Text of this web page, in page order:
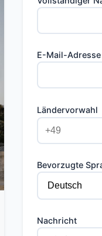
E-Mail-Adresse
Ländervorwahl
Bevorzugte
Nachricht